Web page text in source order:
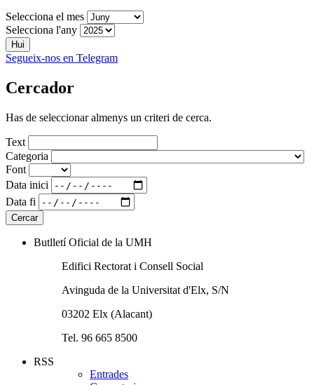
Selecciona el mes
Selecciona l'any
Hui
Segueix-nos en Telegram
Cercador
Has de seleccionar almenys un criteri de cerca.
Text
Categoria
Font
Data inici
Data fi
Butlletí Oficial de la UMH
Edifici Rectorat i Consell Social
Avinguda de la Universitat d'Elx, S/N
03202 Elx (Alacant)
Tel. 96 665 8500
RSS
Entrades